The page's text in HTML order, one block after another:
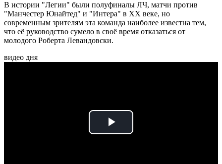
В истории "Легии" были полуфиналы ЛЧ, матчи против
"Манчестер Юнайтед" и "Интера" в ХХ веке, но
современным зрителям эта команда наиболее известна тем,
что её руководство сумело в своё время отказаться от
молодого Роберта Левандовски.
видео дня
Play